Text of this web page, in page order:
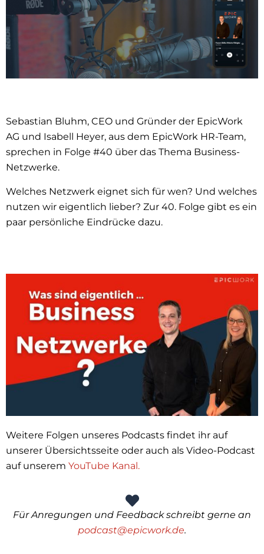
Sebastian Bluhm, CEO und Gründer der EpicWork
AG und Isabell Heyer, aus dem EpicWork HR-Team,
sprechen in Folge #40 über das Thema Business-
Netzwerke.
Welches Netzwerk eignet sich für wen? Und welches
nutzen wir eigentlich lieber? Zur 40. Folge gibt es ein
paar persönliche Eindrücke dazu.
Weitere Folgen unseres Podcasts findet ihr auf
unserer Übersichtsseite oder auch als Video-Podcast
auf unserem YouTube Kanal.
Für Anregungen und Feedback schreibt gerne an
podcast@epicwork.de.